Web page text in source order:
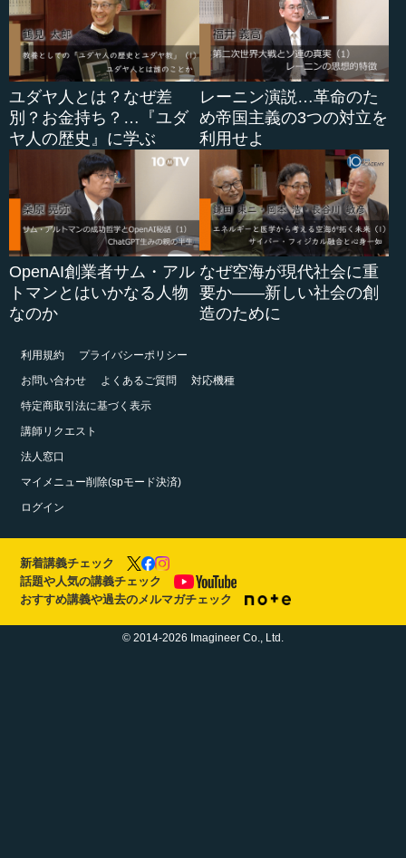
ユダヤ人とは？なぜ差
別？お金持ち？…『ユダ
ヤ人の歴史』に学ぶ
レーニン演説…革命のた
め帝国主義の3つの対立を
利用せよ
OpenAI創業者サム・アル
トマンとはいかなる人物
なのか
なぜ空海が現代社会に重
要か――新しい社会の創
造のために
利用規約
プライバシーポリシー
お問い合わせ
よくあるご質問
対応機種
特定商取引法に基づく表示
講師リクエスト
法人窓口
マイメニュー削除(spモード決済)
ログイン
新着講義チェック
話題や人気の講義チェック
おすすめ講義や過去のメルマガチェック
© 2014-2026 Imagineer Co., Ltd.